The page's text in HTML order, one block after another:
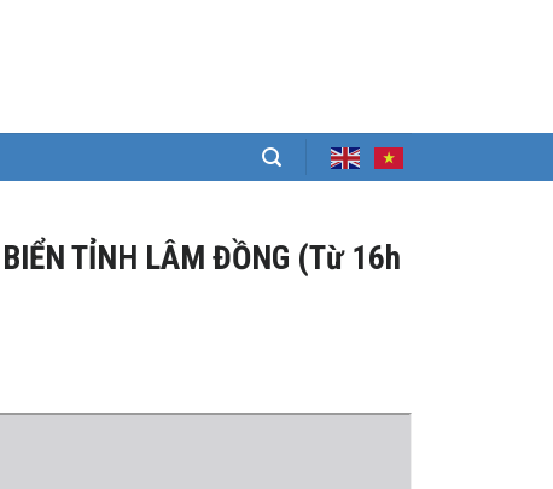
TỈNH LÂM ĐỒNG (Từ 16h